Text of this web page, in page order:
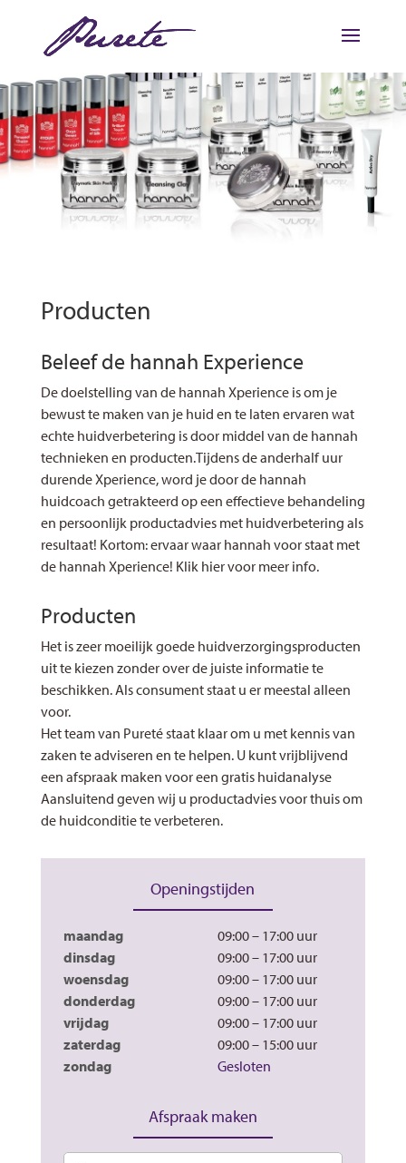
Producten
Beleef de hannah Experience
De doelstelling van de hannah Xperience is om je
bewust te maken van je huid en te laten ervaren wat
echte huidverbetering is door middel van de hannah
technieken en producten.Tijdens de anderhalf uur
durende Xperience, word je door de hannah
huidcoach getrakteerd op een effectieve behandeling
en persoonlijk productadvies met huidverbetering als
resultaat! Kortom: ervaar waar hannah voor staat met
de hannah Xperience! Klik hier voor meer info.
Producten
Het is zeer moeilijk goede huidverzorgingsproducten
uit te kiezen zonder over de juiste informatie te
beschikken. Als consument staat u er meestal alleen
voor.
Het team van Pureté staat klaar om u met kennis van
zaken te adviseren en te helpen. U kunt vrijblijvend
een afspraak maken voor een gratis huidanalyse
Aansluitend geven wij u productadvies voor thuis om
de huidconditie te verbeteren.
Openingstijden
maandag
09:00 – 17:00
dinsdag
09:00 – 17:00
woensdag
09:00 – 17:00
donderdag
09:00 – 17:00
vrijdag
09:00 – 17:00
zaterdag
09:00 – 15:00
zondag
Gesloten
Afspraak maken